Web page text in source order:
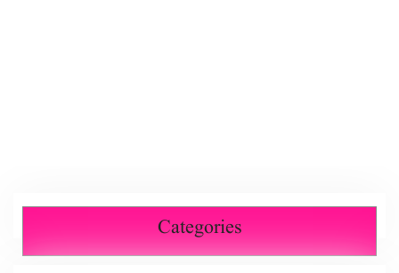
Categories